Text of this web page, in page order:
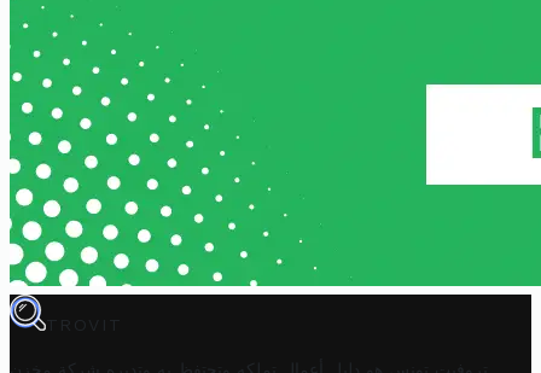
TROVIT
تروفيت تونس هو دليل أعمال تملكه وتحتفظ به وتديره شركة مخزن